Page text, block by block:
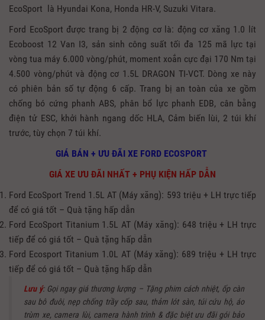
EcoSport là Hyundai Kona, Honda HR-V, Suzuki Vitara.
Ford EcoSport được trang bị 2 động cơ là: động cơ xăng 1.0 lít
Ecoboost 12 Van I3, sản sinh công suất tối đa 125 mã lực tại
vòng tua máy 6.000 vòng/phút, moment xoắn cực đại 170 Nm tại
4.500 vòng/phút và động cơ 1.5L DRAGON TI-VCT. Dòng xe này
có phiên bản số tự động 6 cấp. Trang bị an toàn của xe gồm
chống bó cứng phanh ABS, phân bổ lực phanh EDB, cân bằng
điện tử ESC, khởi hành ngang dốc HLA, Cảm biến lùi, 2 túi khí
trước, tùy chọn 7 túi khí.
GIÁ BÁN + ƯU ĐÃI XE FORD ECOSPORT
GIÁ XE ƯU ĐÃI NHẤT + PHỤ KIỆN HẤP DẪN
Ford EcoSport Trend 1.5L AT (Máy xăng): 593 triệu + LH trực tiếp
để có giá tốt – Quà tặng hấp dẫn
Ford EcoSport Titanium 1.5L AT (Máy xăng): 648 triệu + LH trực
tiếp để có giá tốt – Quà tặng hấp dẫn
Ford Ecosport Titanium 1.0L AT (Máy xăng): 689 triệu + LH trực
tiếp để có giá tốt – Quà tặng hấp dẫn
Lưu ý: Gọi ngay giá thương lượng – Tặng phim cách nhiệt, ốp càn
sau bô đuôi, nẹp chống trầy cốp sau, thảm lót sàn, túi cứu hộ, áo
trùm xe, camera lùi, camera hành trình & đặc biệt ưu đãi gói bảo